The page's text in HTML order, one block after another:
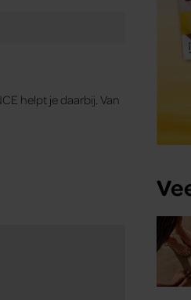
helpt je daarbij. Van